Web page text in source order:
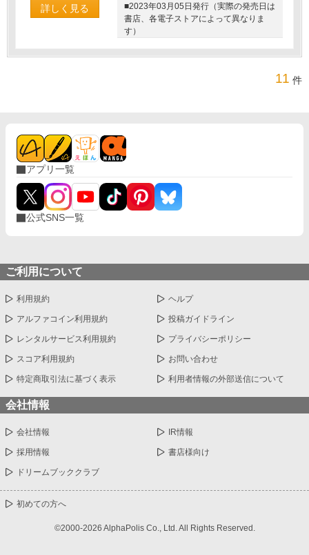
詳しく見る
■2023年03月05日発行（実際の発売日は
書店、各電子ストアによって異なりま
す）
11 件
アプリ一覧
公式SNS一覧
ご利用について
利用規約 ヘルプ
アルファコイン利用規約 投稿ガイドライン
レンタルサービス利用規約 プライバシーポリシー
スコア利用規約 お問い合わせ
特定商取引法に基づく表示 利用者情報の外部送信について
会社情報
会社情報 IR情報
採用情報 書店様向け
ドリームブッククラブ
初めての方へ
©2000-2026 AlphaPolis Co., Ltd. All Rights Reserved.